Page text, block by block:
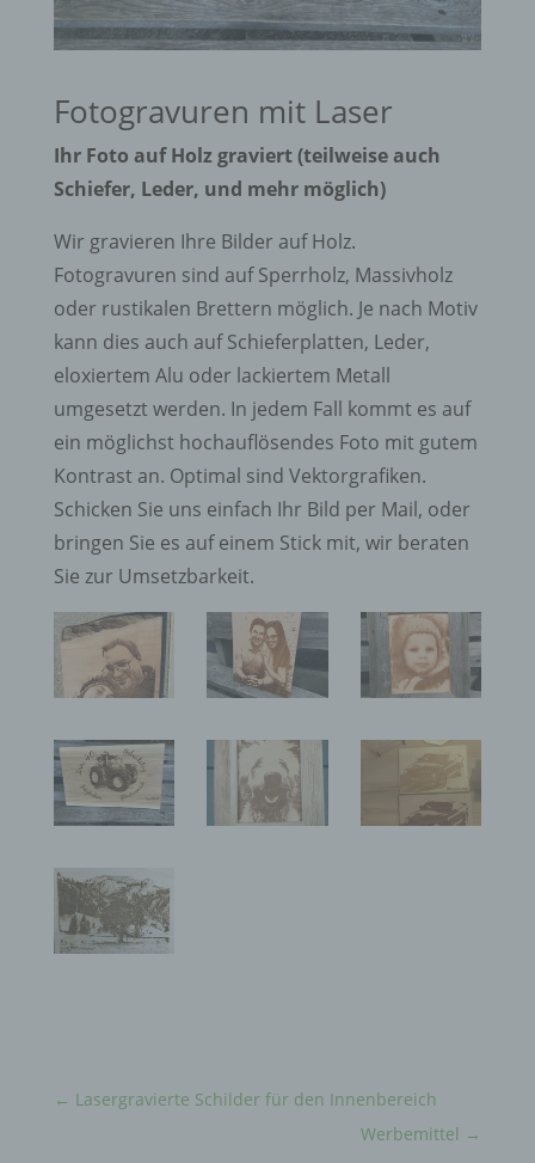
Fotogravuren mit Laser
Ihr Foto auf Holz graviert (teilweise auch
Schiefer, Leder, und mehr möglich)
Wir gravieren Ihre Bilder auf Holz.
Fotogravuren sind auf Sperrholz, Massivholz
oder rustikalen Brettern möglich. Je nach Motiv
kann dies auch auf Schieferplatten, Leder,
eloxiertem Alu oder lackiertem Metall
umgesetzt werden. In jedem Fall kommt es auf
ein möglichst hochauflösendes Foto mit gutem
Kontrast an. Optimal sind Vektorgrafiken.
Schicken Sie uns einfach Ihr Bild per Mail, oder
bringen Sie es auf einem Stick mit, wir beraten
Sie zur Umsetzbarkeit.
← Lasergravierte Schilder für den Innenbereich
Werbemittel →